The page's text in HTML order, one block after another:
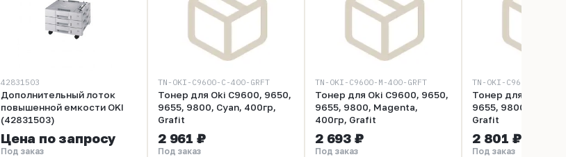
42831503
Дополнительный лоток
повышенной емкости OKI
(42831503)
Цена по запросу
Под заказ
TN-OKI-C9600-C-400-GRFT
Тонер для Oki C9600, 9650,
9655, 9800, Cyan, 400гр,
Grafit
2 961 ₽
Под заказ
TN-OKI-C9600-M-400-GRFT
Тонер для Oki C9600, 9650,
9655, 9800, Magenta,
400гр, Grafit
2 693 ₽
Под заказ
TN-OKI-C9600-Y-400-
Тонер для Oki
9655, 9800,
Grafit
2 801 ₽
Под заказ